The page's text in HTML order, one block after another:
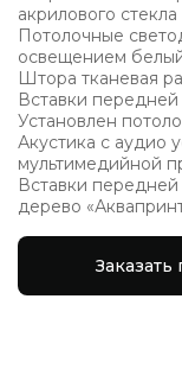
акрилового
Потолочные
освещением
Штора тканевая
Вставки
Установлен
Акустика с аудио
мультимедийной
Вставки
дерево